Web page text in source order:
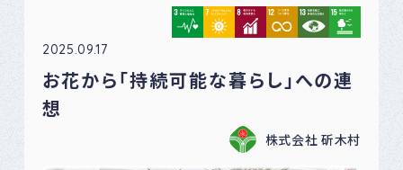
2025.09.17
お花から「持続可能な暮らし」への連
想
株式会社 斫木村